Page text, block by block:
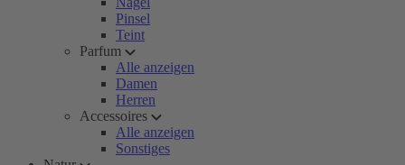
Pinsel
Teint
Parfum
Alle anzeigen
Damen
Herren
Accessoires
Alle anzeigen
Sonstiges